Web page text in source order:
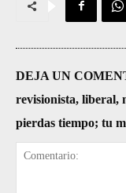
DEJA UN
revisionista, liberal,
pierdas tiempo; tu